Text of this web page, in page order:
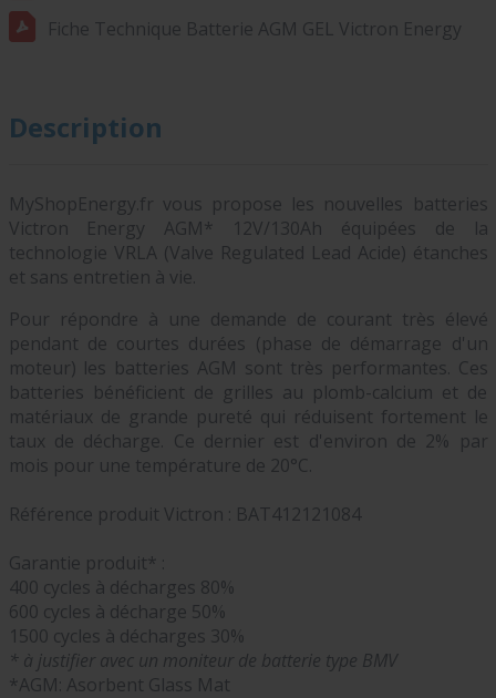
Fiche Technique Batterie AGM GEL Victron Energy
Description
MyShopEnergy.fr vous propose les nouvelles batteries
Victron Energy AGM* 12V/130Ah équipées de la
technologie VRLA (Valve Regulated Lead Acide) étanches
et sans entretien à vie.
Pour répondre à une demande de courant très élevé
pendant de courtes durées (phase de démarrage d'un
moteur) les batteries AGM sont très performantes. Ces
batteries bénéficient de grilles au plomb-calcium et de
matériaux de grande pureté qui réduisent fortement le
taux de décharge. Ce dernier est d'environ de 2% par
mois pour une température de 20°C.
Référence produit Victron : BAT412121084
Garantie produit* :
400 cycles à décharges 80%
600 cycles à décharge 50%
1500 cycles à décharges 30%
* à justifier avec un moniteur de batterie type BMV
*AGM: Asorbent Glass Mat